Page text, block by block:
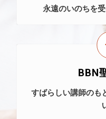
永遠のいのちを
BBN
すばらしい講師のも